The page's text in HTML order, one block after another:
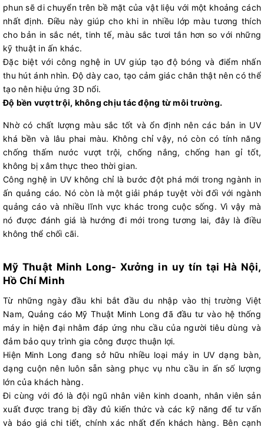
phun sẽ di chuyển trên bề mặt của vật liệu với một khoảng cách
nhất định. Điều này giúp cho khi in nhiều lớp màu tương thích
cho bản in sắc nét, tinh tế, màu sắc tươi tắn hơn so với những
kỹ thuật in ấn khác.
Đặc biệt với công nghệ in UV giúp tạo độ bóng và điểm nhấn
thu hút ánh nhìn. Độ dày cao, tạo cảm giác chân thật nên có thể
tạo nên hiệu ứng 3D nổi.
Độ bền vượt trội, không chịu tác động từ môi trường.
Nhờ có chất lượng màu sắc tốt và ổn định nên các bản in UV
khá bền và lâu phai màu. Không chỉ vậy, nó còn có tính năng
chống thấm nước vượt trội, chống nắng, chống han gỉ tốt,
không bị xâm thực theo thời gian.
Công nghệ in UV không chỉ là bước đột phá mới trong ngành in
ấn quảng cáo. Nó còn là một giải pháp tuyệt vời đối với ngành
quảng cáo và nhiều lĩnh vực khác trong cuộc sống. Vì vậy mà
nó được đánh giá là hướng đi mới trong tương lai, đây là điều
không thể chối cãi.
Mỹ Thuật Minh Long- Xưởng in uy tín tại Hà Nội,
Hồ Chí Minh
Từ những ngày đầu khi bắt đầu du nhập vào thị trường Việt
Nam, Quảng cáo Mỹ Thuật Minh Long đã đầu tư vào hệ thống
máy in hiện đại nhằm đáp ứng nhu cầu của người tiêu dùng và
đảm bảo quy trình gia công được thuận lợi.
Hiện Minh Long đang sở hữu nhiều loại máy in UV dạng bàn,
dạng cuộn nên luôn sẵn sàng phục vụ nhu cầu in ấn số lượng
lớn của khách hàng.
Đi cùng với đó là đội ngũ nhân viên kinh doanh, nhân viên sản
xuất được trang bị đầy đủ kiến thức và các kỹ năng để tư vấn
và báo giá chi tiết, chính xác nhất đến khách hàng. Bên cạnh